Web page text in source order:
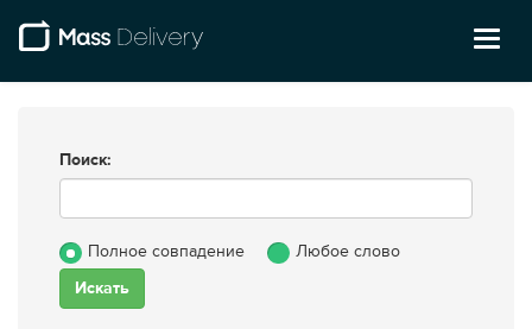
Поиск:
Полное совпадение Любое слово